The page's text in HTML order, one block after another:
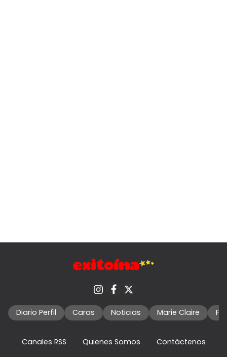
Diario Perfil Caras Noticias Marie Claire
Canales RSS Quienes Somos
Contáctenos